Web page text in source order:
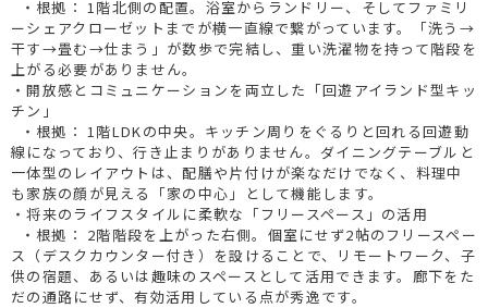
・根拠： 1階北側の配置。浴室からランドリー、そしてファミリ
ーシェアクローゼットまでが横一直線で繋がっています。「洗う→
干す→畳む→仕まう」が数歩で完結し、重い洗濯物を持って階段を
上がる必要がありません。
・開放感とコミュニケーションを両立した「回遊アイランド型キッ
チン」
・根拠： 1階LDKの中央。キッチン周りをぐるりと回れる回遊動
線になっており、行き止まりがありません。ダイニングテーブルと
一体型のレイアウトは、配膳や片付けが楽なだけでなく、料理中
も家族の顔が見える「家の中心」として機能します。
・将来のライフスタイルに柔軟な「フリースペース」の活用
・根拠： 2階階段を上がった右側。個室にせず2帖のフリースペー
ス（デスクカウンター付き）を設けることで、リモートワーク、子
供の宿題、あるいは趣味のスペースとして活用できます。廊下をた
だの通路にせず、有効活用している点が秀逸です。